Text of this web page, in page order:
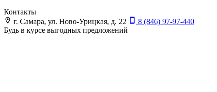
Контакты
г. Самара, ул. Ново-Урицкая, д. 22
8 (846) 97-97-440
Будь в курсе выгодных предложений